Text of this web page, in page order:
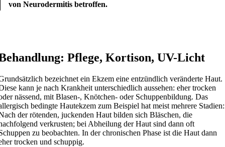
von Neurodermitis betroffen.
Pflege, Kortison, UV-Licht
bezeichnet ein Ekzem eine entzündlich veränderte Haut.
kann je nach Krankheit unterschiedlich aussehen: eher trocken
nässend, mit Blasen-, Knötchen- oder Schuppenbildung. Das
bedingte Hautekzem zum Beispiel hat meist mehrere Stadien:
der rötenden, juckenden Haut bilden sich Bläschen, die
verkrusten; bei Abheilung der Haut sind dann oft
zu beobachten. In der chronischen Phase ist die Haut dann
trocken und schuppig.